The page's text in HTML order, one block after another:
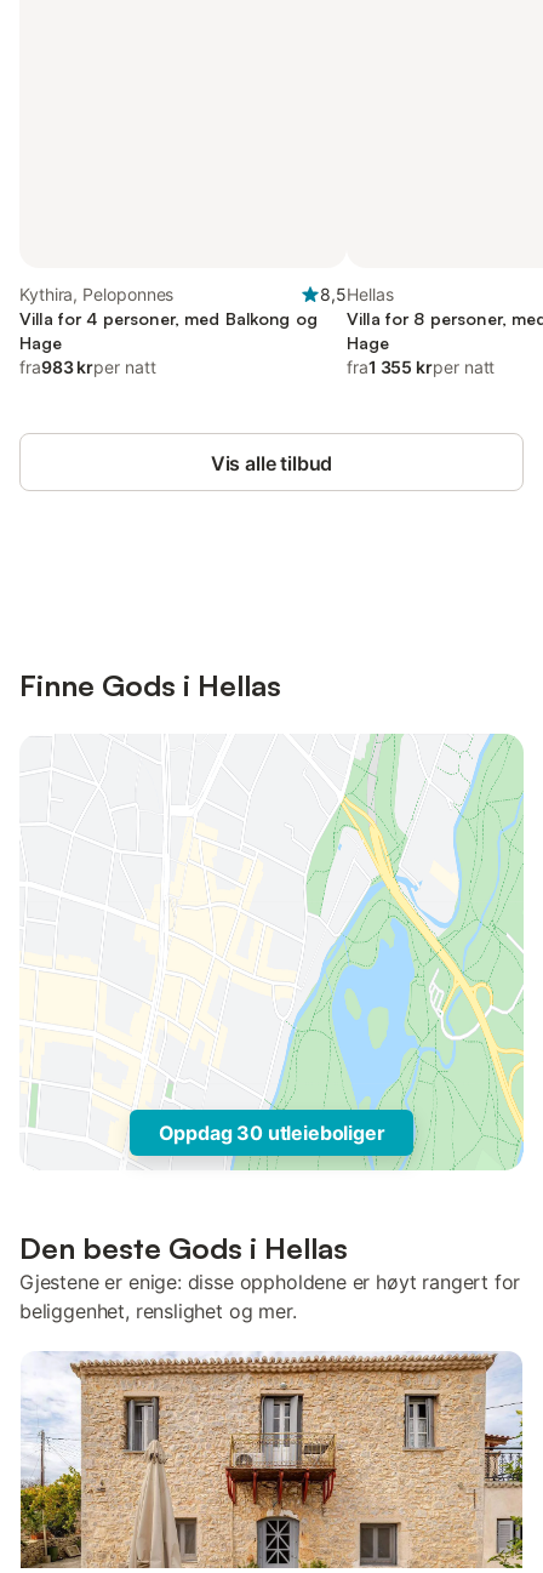
Kythira, Peloponnes
8,5
Villa for 4 personer, med Balkong og
Hage
fra983 krper natt
Hellas
Villa for 8 personer,
Hage
fra1 355 krper natt
Vis alle tilbud
Finne Gods i Hellas
Oppdag 30 utleieboliger
Den beste Gods i Hellas
Gjestene er enige: disse oppholdene er høyt rangert for
beliggenhet, renslighet og mer.